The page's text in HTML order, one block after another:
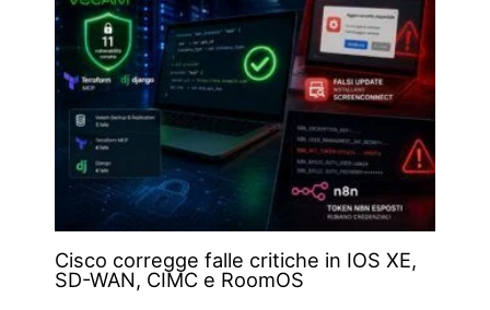
Cisco corregge falle critiche in IOS XE,
SD-WAN, CIMC e RoomOS